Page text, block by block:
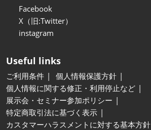
Facebook
X（旧:Twitter）
instagram
Useful links
ご利用条件
個人情報保護方針
個人情報に関する修正・利用停止など
展示会・セミナー参加ポリシー
特定商取引法に基づく表示
カスタマーハラスメントに対する基本方針